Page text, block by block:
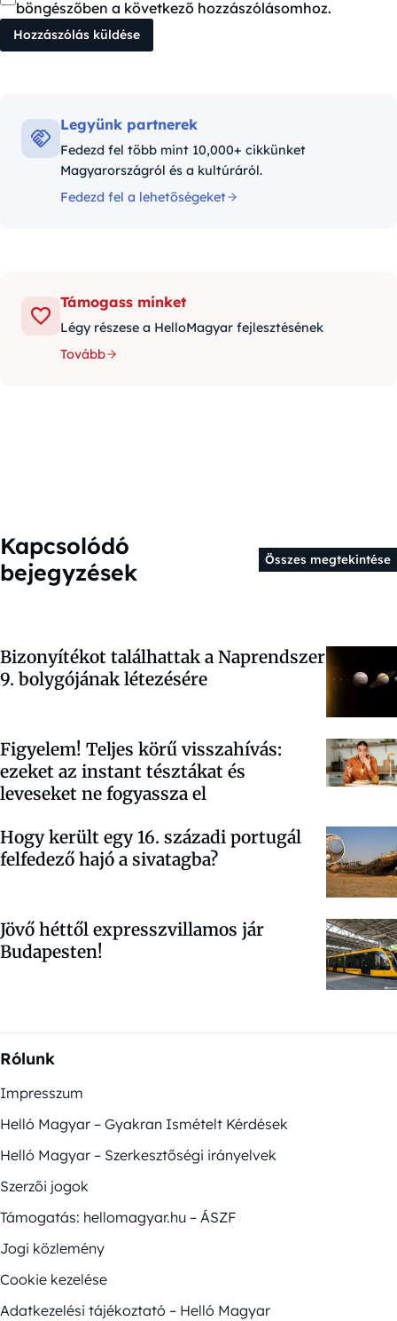
böngészőben a következő hozzászólásomhoz.
Legyünk partnerek
Fedezd fel több mint 10,000+ cikkünket
Magyarországról és a kultúráról.
Fedezd fel a lehetőségeket
Támogass minket
Légy részese a HelloMagyar fejlesztésének
Tovább
Kapcsolódó
bejegyzések
Összes megtekintése
Bizonyítékot találhattak a Naprendszer
9. bolygójának létezésére
Figyelem! Teljes körű visszahívás:
ezeket az instant tésztákat és
leveseket ne fogyassza el
Hogy került egy 16. századi portugál
felfedező hajó a sivatagba?
Jövő héttől expresszvillamos jár
Budapesten!
Rólunk
Impresszum
Helló Magyar – Gyakran Ismételt Kérdések
Helló Magyar – Szerkesztőségi irányelvek
Szerzői jogok
Támogatás: hellomagyar.hu – ÁSZF
Jogi közlemény
Cookie kezelése
Adatkezelési tájékoztató – Helló Magyar